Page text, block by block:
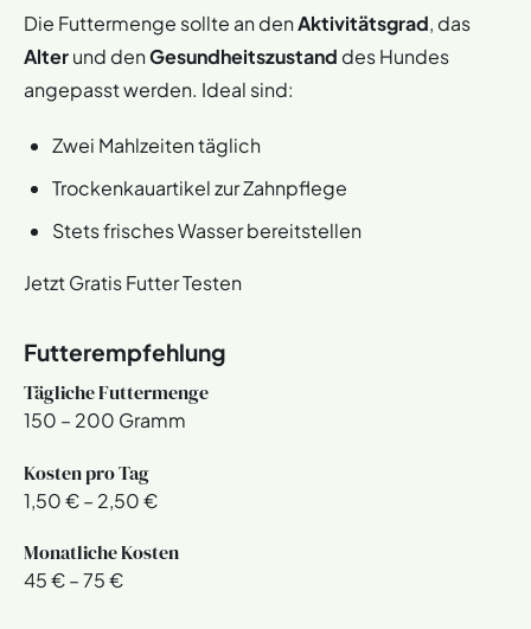
Die Futtermenge sollte an denAktivitätsgrad, das
Alterund denGesundheitszustand des Hundes
angepasst werden. Ideal sind:
Zwei Mahlzeiten täglich
Trockenkauartikel zur Zahnpflege
Stets frisches Wasser bereitstellen
Jetzt Gratis Futter Testen
Futterempfehlung
Tägliche Futtermenge
150 – 200 Gramm
Kosten pro Tag
1,50 € – 2,50 €
Monatliche Kosten
45 € – 75 €